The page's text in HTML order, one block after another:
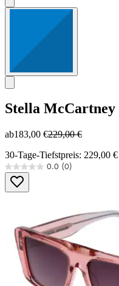
Stella McCartney
ab183,00 €229,00 €
30-Tage-Tiefstpreis: 229,00 €
0.0 (0)
0.0
von
5